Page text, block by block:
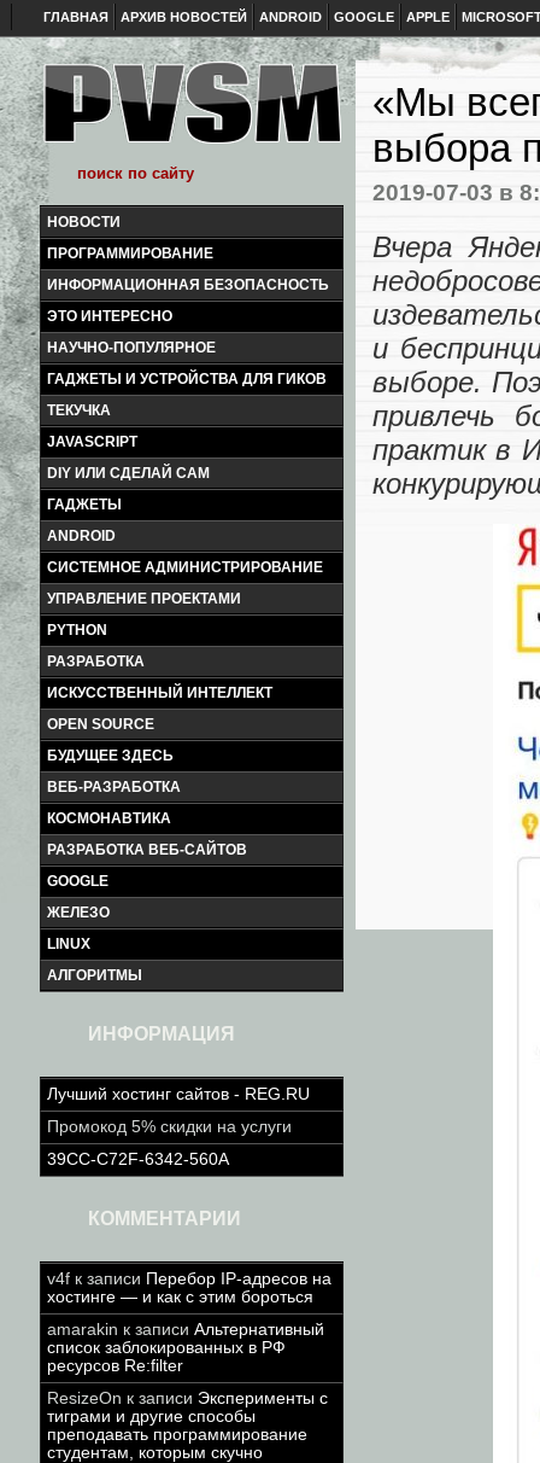
ГЛАВНАЯ АРХИВ НОВОСТЕЙ ANDROID GOOGLE APPLE
НОВОСТИ
ПРОГРАММИРОВАНИЕ
ИНФОРМАЦИОННАЯ БЕЗОПАСНОСТЬ
ЭТО ИНТЕРЕСНО
НАУЧНО-ПОПУЛЯРНОЕ
ГАДЖЕТЫ И УСТРОЙСТВА ДЛЯ ГИКОВ
ТЕКУЧКА
JAVASCRIPT
DIY ИЛИ СДЕЛАЙ САМ
ГАДЖЕТЫ
ANDROID
СИСТЕМНОЕ АДМИНИСТРИРОВАНИЕ
УПРАВЛЕНИЕ ПРОЕКТАМИ
PYTHON
РАЗРАБОТКА
ИСКУССТВЕННЫЙ ИНТЕЛЛЕКТ
OPEN SOURCE
БУДУЩЕЕ ЗДЕСЬ
ВЕБ-РАЗРАБОТКА
КОСМОНАВТИКА
РАЗРАБОТКА ВЕБ-САЙТОВ
GOOGLE
ЖЕЛЕЗО
LINUX
АЛГОРИТМЫ
ИНФОРМАЦИЯ
Лучший хостинг сайтов - REG.RU
Промокод 5% скидки на услуги
39CC-C72F-6342-560A
КОММЕНТАРИИ
v4f к записи Перебор IP-адресов на
хостинге — и как с этим бороться
amarakin к записи Альтернативный
список заблокированных в РФ
ресурсов Re:filter
ResizeOn к записи Эксперименты с
тиграми и другие способы
преподавать программирование
студентам, которым скучно
«Мы
выбора
2019-07-03 в
Вчера
и
выборе.
привлечь
практик в